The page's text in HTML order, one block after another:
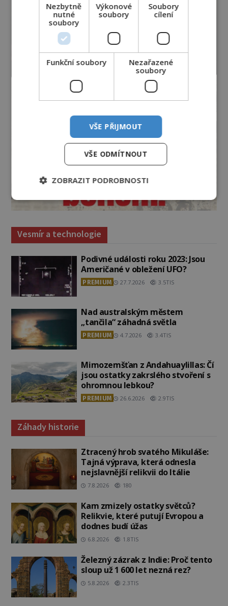
Vesmír a technologie
Podivné události roku 2023: Jsou
Američané v obležení UFO?
PREMIUM 27.7.2026 3.5TIS
Nad australským městem
„tančila“ záhadná světla
PREMIUM 4.7.2026 3.4TIS
Mimozemšťan z Andahuaylillas: Čí
jsou ostatky zakrslého stvoření s
ohromnou lebkou?
PREMIUM 26.6.2026 2.9TIS
Záhady historie
Ztracený hrob svatého Mikuláše:
Tajná výprava, která odnesla
nejslavnější relikvii do Itálie
7.8.2026 180
Kam zmizely ostatky světců?
Relikvie, které putují Evropou a
dodnes budí úžas
6.8.2026 1.8TIS
Železný zázrak z Indie: Proč tento
sloup už 1 600 let nezná rez?
5.8.2026 2.3TIS
Nezbytně
nutné
soubory
Výkonové
soubory
Soubory
cílení
Funkční soubory
Nezařazené
soubory
VŠE PŘIJMOUT
VŠE ODMÍTNOUT
ZOBRAZIT PODROBNOSTI